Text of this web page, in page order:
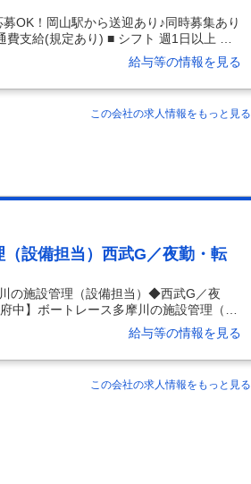
OK！岡山駅から送迎あり♪同時募集あり
支給(規定あり) ■ シフト 週1日以上 、1
、昼、夕方 ■ 勤務地 玉野市 ＼期間限定
おもちゃ王国”でレアバイト♪ 週1～/1
ト販売やご案内☆彡 ワクワクする雰囲
給与等の情報を見る
この会社の求人情報をもっと見る
設備担当）西武G／夜勤・転
の施設管理（設備担当）◆西武G／夜
中】ボートレース多摩川の施設管理（設
度 【具体的な仕事内容】 ～設備施工管
保有しているオーナー企業のため、改
～ ◎自社保有の施設で常駐管理のため管
営 多摩川ボートレース場の施設管理を事
給与等の情報を見る
この会社の求人情報をもっと見る